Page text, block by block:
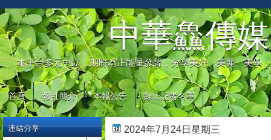
中華鱻傳媒
本平台多元中立，期盼為正能量發聲，分享美好、美麗、美學
首頁 報社簡介 本報公告 線上記者名單
2024年7月24日星期三
連結分享